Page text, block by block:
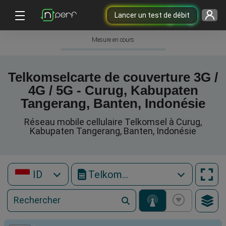
Lancer un test de débit
Mesure en cours
Telkomselcarte de couverture 3G /
4G / 5G - Curug, Kabupaten
Tangerang, Banten, Indonésie
Réseau mobile cellulaire Telkomsel à Curug,
Kabupaten Tangerang, Banten, Indonésie
ID Telkomsel